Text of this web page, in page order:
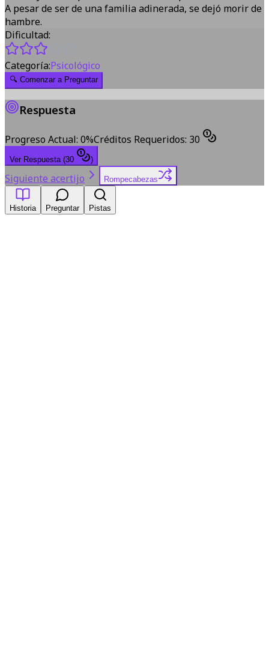
A pesar de ser de una familia adinerada, se dejó morir de
hambre.
Dificultad:
Categoría:Psicológico
🔍 Comenzar a Preguntar
Respuesta
Progreso Actual: 0%Créditos Requeridos: 30
Ver Respuesta (30 )
Siguiente acertijo Rompecabezas
Historia Preguntar Pistas